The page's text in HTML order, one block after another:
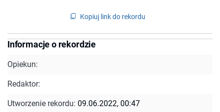
Kopiuj link do rekordu
Informacje o rekordzie
Opiekun:
Redaktor:
Utworzenie rekordu: 09.06.2022, 00:47